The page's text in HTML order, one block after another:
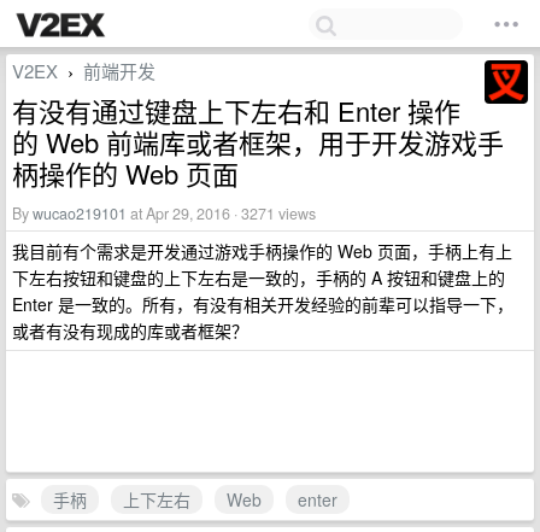
V2EX › 前端开发
有没有通过键盘上下左右和 Enter 操作
的 Web 前端库或者框架，用于开发游戏手
柄操作的 Web 页面
Bywucao219101 at Apr 29, 2016 · 3271 views
我目前有个需求是开发通过游戏手柄操作的 Web 页面，手柄上有上
下左右按钮和键盘的上下左右是一致的，手柄的 A 按钮和键盘上的
Enter 是一致的。所有，有没有相关开发经验的前辈可以指导一下，
或者有没有现成的库或者框架？
手柄 上下左右 Web
enter